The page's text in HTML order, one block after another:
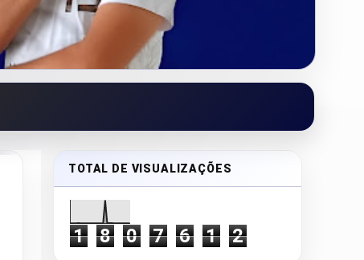
TOTAL DE VISUALIZAÇÕES
1 8 0 7 6 1 2